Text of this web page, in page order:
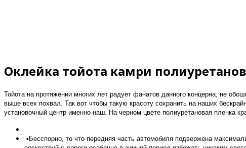
Оклейка тойота камри
Тойота на протяжении многих лет радует фанатов данного концерна, не
выше всех похвал. Так вот чтобы такую красоту сохранить на наших
установочный центр именно наш. На черном цвете полиуретановая пленка
• Бесспорно, то что передняя часть автомобиля подвержена